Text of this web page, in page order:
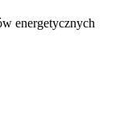
energetycznych